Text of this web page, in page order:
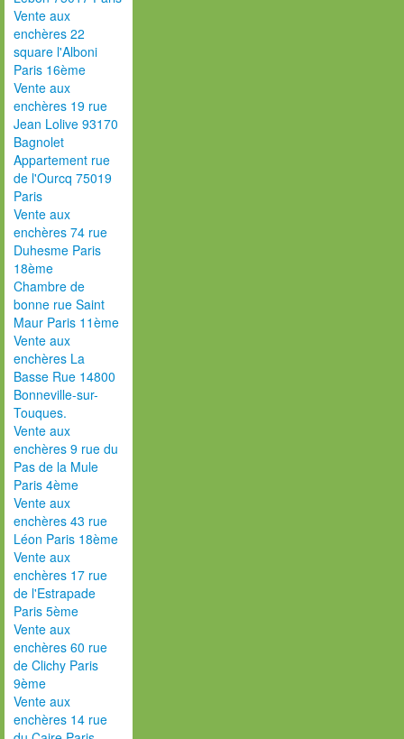
Vente aux
enchères 22
square l'Alboni
Paris 16ème
Vente aux
enchères 19 rue
Jean Lolive 93170
Bagnolet
Appartement rue
de l'Ourcq 75019
Paris
Vente aux
enchères 74 rue
Duhesme Paris
18ème
Chambre de
bonne rue Saint
Maur Paris 11ème
Vente aux
enchères La
Basse Rue 14800
Bonneville-sur-
Touques.
Vente aux
enchères 9 rue du
Pas de la Mule
Paris 4ème
Vente aux
enchères 43 rue
Léon Paris 18ème
Vente aux
enchères 17 rue
de l'Estrapade
Paris 5ème
Vente aux
enchères 60 rue
de Clichy Paris
9ème
Vente aux
enchères 14 rue